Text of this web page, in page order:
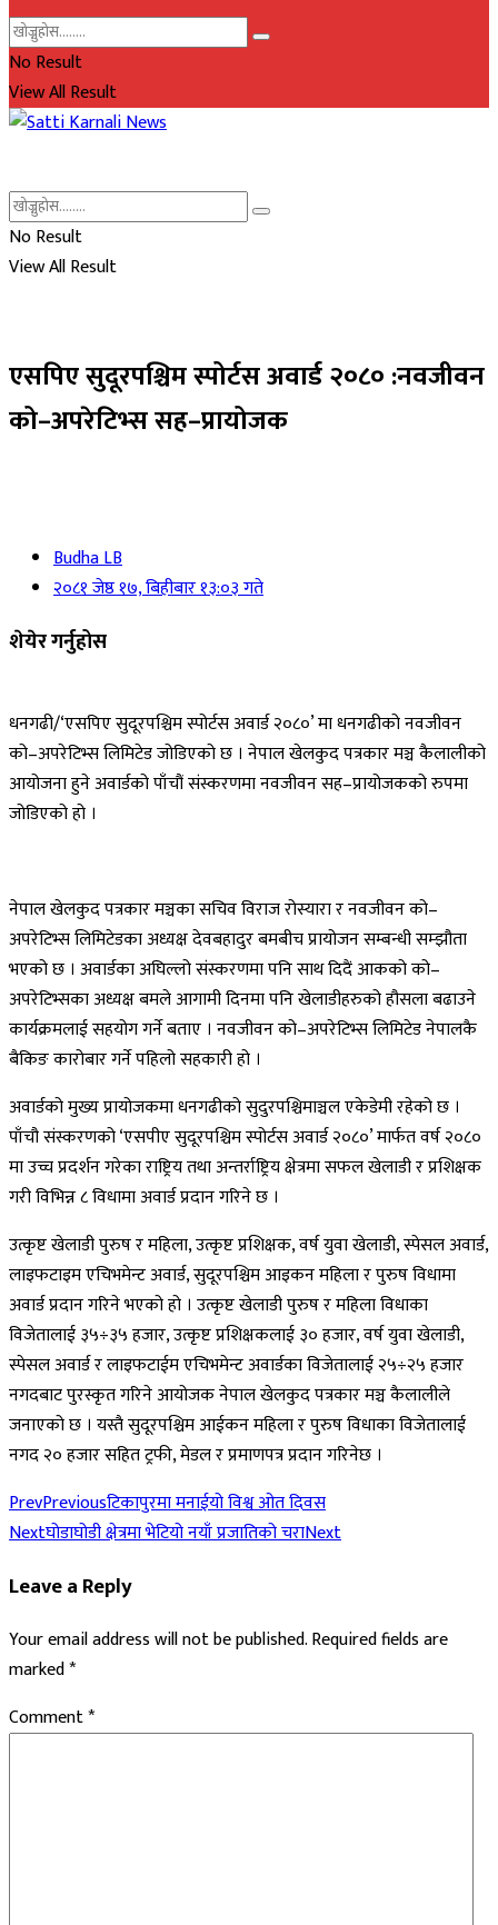
No Result
View All Result
No Result
View All Result
एसपिए सुदूरपश्चिम स्पोर्टस अवार्ड २०८० :नवजीवन
को–अपरेटिभ्स सह–प्रायोजक
Budha LB
२०८१ जेष्ठ १७, बिहीबार १३:०३ गते
शेयेर गर्नुहोस
धनगढी/‘एसपिए सुदूरपश्चिम स्पोर्टस अवार्ड २०८०’ मा धनगढीको नवजीवन
को–अपरेटिभ्स लिमिटेड जोडिएको छ । नेपाल खेलकुद पत्रकार मञ्च कैलालीको
आयोजना हुने अवार्डको पाँचौं संस्करणमा नवजीवन सह–प्रायोजकको रुपमा
जोडिएको हो ।
नेपाल खेलकुद पत्रकार मञ्चका सचिव विराज रोस्यारा र नवजीवन को–
अपरेटिभ्स लिमिटेडका अध्यक्ष देवबहादुर बमबीच प्रायोजन सम्बन्धी सम्झौता
भएको छ । अवार्डका अघिल्लो संस्करणमा पनि साथ दिदैं आकको को–
अपरेटिभ्सका अध्यक्ष बमले आगामी दिनमा पनि खेलाडीहरुको हौसला बढाउने
कार्यक्रमलाई सहयोग गर्ने बताए । नवजीवन को–अपरेटिभ्स लिमिटेड नेपालकै
बैकिङ कारोबार गर्ने पहिलो सहकारी हो ।
अवार्डको मुख्य प्रायोजकमा धनगढीको सुदुरपश्चिमाञ्चल एकेडेमी रहेको छ ।
पाँचौ संस्करणको ‘एसपीए सुदूरपश्चिम स्पोर्टस अवार्ड २०८०’ मार्फत वर्ष २०८०
मा उच्च प्रदर्शन गरेका राष्ट्रिय तथा अन्तर्राष्ट्रिय क्षेत्रमा सफल खेलाडी र प्रशिक्षक
गरी विभिन्न ८ विधामा अवार्ड प्रदान गरिने छ ।
उत्कृष्ट खेलाडी पुरुष र महिला, उत्कृष्ट प्रशिक्षक, वर्ष युवा खेलाडी, स्पेसल अवार्ड,
लाइफटाइम एचिभमेन्ट अवार्ड, सुदूरपश्चिम आइकन महिला र पुरुष विधामा
अवार्ड प्रदान गरिने भएको हो । उत्कृष्ट खेलाडी पुरुष र महिला विधाका
विजेतालाई ३५÷३५ हजार, उत्कृष्ट प्रशिक्षकलाई ३० हजार, वर्ष युवा खेलाडी,
स्पेसल अवार्ड र लाइफटाईम एचिभमेन्ट अवार्डका विजेतालाई २५÷२५ हजार
नगदबाट पुरस्कृत गरिने आयोजक नेपाल खेलकुद पत्रकार मञ्च कैलालीले
जनाएको छ । यस्तै सुदूरपश्चिम आईकन महिला र पुरुष विधाका विजेतालाई
नगद २० हजार सहित ट्रफी, मेडल र प्रमाणपत्र प्रदान गरिनेछ ।
PrevPreviousटिकापुरमा मनाईयो विश्व ओत दिवस
Nextघोडाघोडी क्षेत्रमा भेटियो नयाँ प्रजातिको चराNext
Leave a Reply
Your email address will not be published.Required fields are
marked*
Comment*